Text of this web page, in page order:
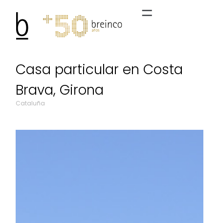
Casa particular en Costa
Brava, Girona
Cataluña